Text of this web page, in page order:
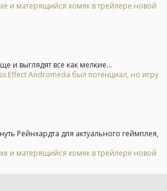
и матерящийся хомяк в трейлере новой
и выглядят все как мелкие...
Effect Andromeda был потенциал, но игру
Рейнхардта для актуального геймплея,
и матерящийся хомяк в трейлере новой